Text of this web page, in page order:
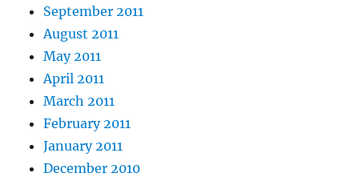
September 2011
August 2011
May 2011
April 2011
March 2011
February 2011
January 2011
December 2010